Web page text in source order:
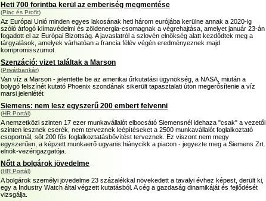
Heti 700 forintba kerül az emberiség megmentése
(Piac és Profit)
Az Európai Unió minden egyes lakosának heti három eurójába kerülne annak a 2020-ig
szóló átfogó klímavédelmi és zöldenergia-csomagnak a végrehajtása, amelyet január 23-án
fogadott el az Európai Bizottság. A javaslatról a szlovén elnökség alatt kezdődtek meg a
tárgyalások, amelyek várhatóan a francia félév végén eredményeznek majd
kompromisszumot.
Szenzáció: vizet találtak a Marson
(Privátbankár)
Van víz a Marson - jelentette be az amerikai űrkutatási ügynökség, a NASA, miután a
bolygó felszínét kutató Phoenix szondának sikerült tapasztalati úton megerősítenie a víz
marsi jelenlétét
Siemens: nem lesz egyszerű 200 embert felvenni
(HR Portál)
A nemzetközi szinten 17 ezer munkavállalót elbocsátó Siemensnél idehaza "csak" a vezetői
szinten lesznek cserék, nem terveznek leépítéseket a 2500 munkavállalót foglalkoztató
csoportnál, sőt 200 fős foglalkoztatásbővítést terveznek. Ez viszont nem megy
egyszerűen, a képzett munkaerő ugyanis hiánycikk a piacon - jegyezte meg a Siemens Zrt.
elnök-vezérigazgatója.
Nőtt a bolgárok jövedelme
(HR Portál)
A bolgárok személyi jövedelme 23 százalékkal növekedett a tavalyi évhez képest, derült ki,
egy a Industry Watch által végzett kutatásból. A cég a gazdaság dinamikáját és fejlődését
vizsgálja.